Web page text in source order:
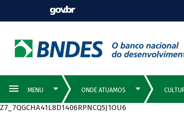
Z7_7QGCHA41L8D1406RPNCQ5J1OU6